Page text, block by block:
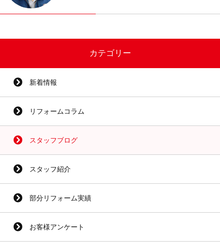
カテゴリー
新着情報
リフォームコラム
スタッフブログ
スタッフ紹介
部分リフォーム実績
お客様アンケート